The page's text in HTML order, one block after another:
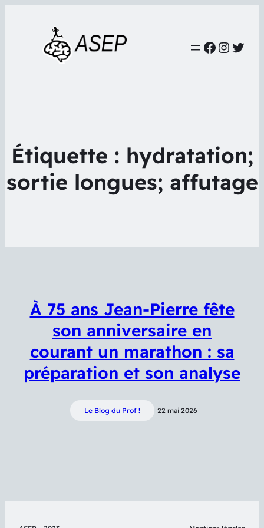
Étiquette : hydratation;
sortie longues; affutage
À 75 ans Jean-Pierre fête
son anniversaire en
courant un marathon : sa
préparation et son analyse
Le Blog du Prof ! 22 mai 2026